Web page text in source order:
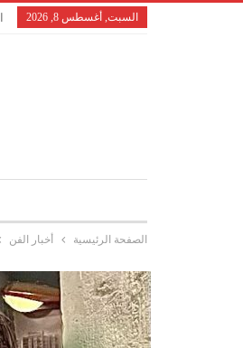
السبت, أغسطس 8, 2026
الصفحة الرئيسية أخبار الفن